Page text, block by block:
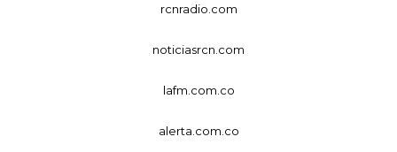
rcnradio.com
noticiasrcn.com
lafm.com.co
alerta.com.co